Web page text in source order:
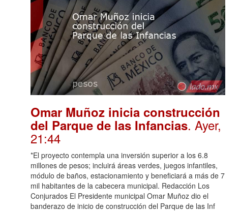
Omar Muñoz inicia construcción
del Parque de las Infancias. Ayer,
21:44
*El proyecto contempla una inversión superior a los 6.8
millones de pesos; incluirá áreas verdes, juegos infantiles,
módulo de baños, estacionamiento y beneficiará a más de 7
mil habitantes de la cabecera municipal. Redacción Los
Conjurados El Presidente municipal Omar Muñoz dio el
banderazo de inicio de construcción del Parque de las Inf